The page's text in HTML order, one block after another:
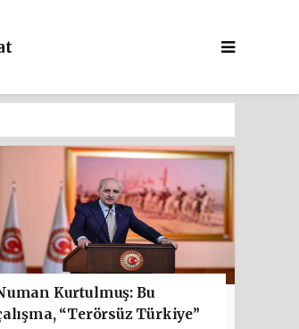
Kurtulmuş: Bu
“Terörsüz Türkiye”